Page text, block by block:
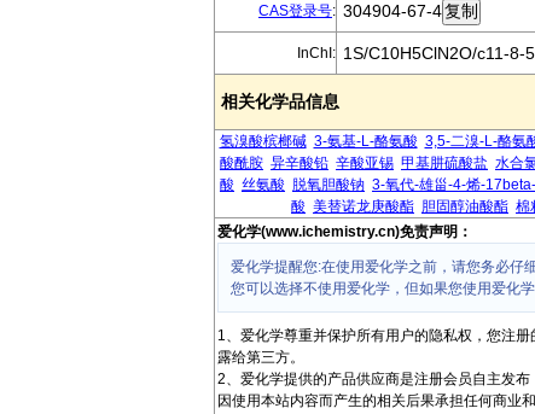
CAS登录号: 304904-67-4
InChI: 1S/C10H5ClN2O/c11-
相关化学品信息
氢溴酸槟榔碱 3-氨基-L-酪氨酸 3,5-二溴-L-酪氨
酸酰胺 异辛酸铅 辛酸亚锡 甲基肼硫酸盐 水合
酸 丝氨酸 脱氧胆酸钠 3-氧代-雄甾-4-烯-
酸 美替诺龙庚酸酯 胆固醇油酸酯 棉
爱化学(www.ichemistry.cn)免责声明：
爱化学提醒您:在使用爱化学之前，请您务必仔
您可以选择不使用爱化学，但如果您使用爱化
1、爱化学尊重并保护所有用户的隐私权，您注
露给第三方。
2、爱化学提供的产品供应商是注册会员自主发
因使用本站内容而产生的相关后果承担任何商业和